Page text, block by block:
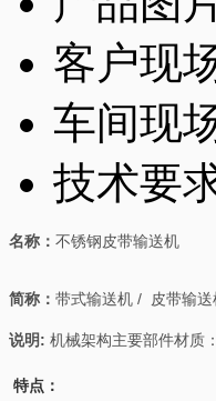
客户现
车间现
技术要
名称： 不锈钢皮带输送机
简称： 带式输送机 / 皮带输
说明: 机械架构主要部件材质
特点：